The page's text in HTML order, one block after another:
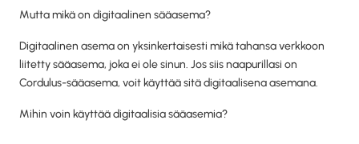
Mutta mikä on digitaalinen sääasema?
Digitaalinen asema on yksinkertaisesti mikä tahansa verkkoon
liitetty sääasema, joka ei ole sinun. Jos siis naapurillasi on
Cordulus-sääasema, voit käyttää sitä digitaalisena asemana.
Mihin voin käyttää digitaalisia sääasemia?